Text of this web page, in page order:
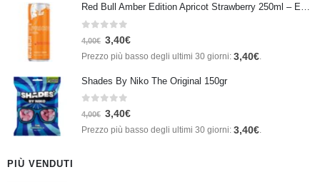
Red Bull Amber Edition Apricot Strawberry 250ml – Energy Drink Albicocca e Fragola
Su 5
4,00€ 3,40€
Prezzo più basso degli ultimi 30 giorni: 3,40€
Shades By Niko The Original 150gr
Su 5
4,00€ 3,40€
Prezzo più basso degli ultimi 30 giorni: 3,40€.
PIÙ VENDUTI